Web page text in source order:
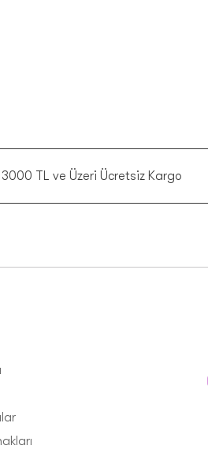
3000 TL ve Üzeri Ücretsiz Kargo